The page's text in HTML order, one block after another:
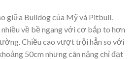
giữa Bulldog của Mỹ và Pitbull.
về bề ngang với cơ bắp to hơn
Chiều cao vượt trội hẳn so với
50cm nhưng cân nặng chỉ đạt